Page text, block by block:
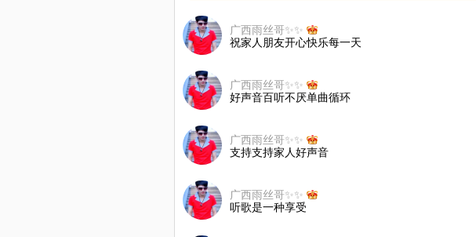
广西雨丝哥✨✨
祝家人朋友开心快乐每一天
广西雨丝哥✨✨
好声音百听不厌单曲循环
广西雨丝哥✨✨
支持支持家人好声音
广西雨丝哥✨✨
听歌是一种享受